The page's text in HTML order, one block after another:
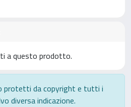
a questo prodotto.
protetti da copyright e tutti i
diversa indicazione.